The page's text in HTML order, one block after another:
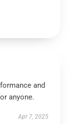
and
anyone.
Apr 7, 2025